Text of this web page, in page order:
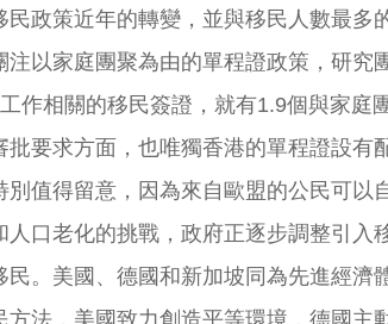
政策近年的轉變，並與移民人數最多
注以家庭團聚為由的單程證政策，研
作相關的移民簽證，就有1.9個與家
要求方面，也唯獨香港的單程證設有
值得留意，因為來自歐盟的公民可以
人口老化的挑戰，政府正逐步調整引
民。美國、德國和新加坡同為先進經